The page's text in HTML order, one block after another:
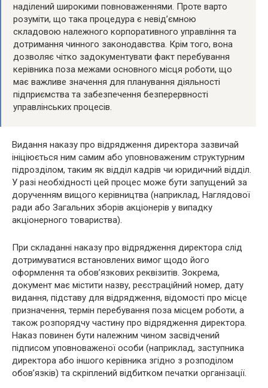
наділений широкими повноваженнями. Проте варто
розуміти, що така процедура є невід’ємною
складовою належного корпоративного управління та
дотримання чинного законодавства. Крім того, вона
дозволяє чітко задокументувати факт перебування
керівника поза межами основного місця роботи, що
має важливе значення для планування діяльності
підприємства та забезпечення безперервності
управлінських процесів.
Видання наказу про відрядження директора зазвичай
ініціюється ним самим або уповноваженим структурним
підрозділом, таким як відділ кадрів чи юридичний відділ.
У разі необхідності цей процес може бути запущений за
дорученням вищого керівництва (наприклад, Наглядової
ради або Загальних зборів акціонерів у випадку
акціонерного товариства).
При складанні наказу про відрядження директора слід
дотримуватися встановлених вимог щодо його
оформлення та обов’язкових реквізитів. Зокрема,
документ має містити назву, реєстраційний номер, дату
видання, підставу для відрядження, відомості про місце
призначення, термін перебування поза місцем роботи, а
також розпорядчу частину про відрядження директора.
Наказ повинен бути належним чином засвідчений
підписом уповноваженої особи (наприклад, заступника
директора або іншого керівника згідно з розподілом
обов’язків) та скріплений відбитком печатки організації.